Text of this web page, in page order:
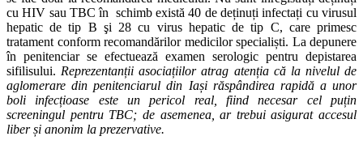
cu HIV sau TBC în schimb există 40 de deținuți infectați cu virusul
hepatic de tip B şi 28 cu virus hepatic de tip C, care primesc
tratament conform recomandărilor medicilor specialiști. La depunere
în penitenciar se efectuează examen serologic pentru depistarea
sifilisului. Reprezentanții asociațiilor atrag atenția că la nivelul de
aglomerare din penitenciarul din Iași răspândirea rapidă a unor
boli infecțioase este un pericol real, fiind necesar cel puțin
screeningul pentru TBC; de asemenea, ar trebui asigurat accesul
liber și anonim la prezervative.